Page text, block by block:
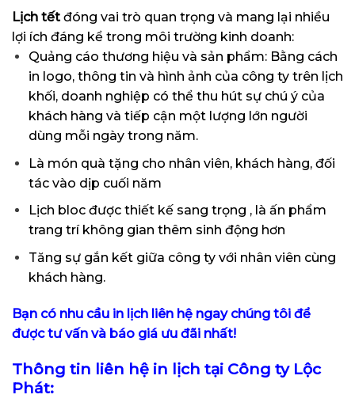
Lịch tết đóng vai trò quan trọng và mang lại nhiều
lợi ích đáng kể trong môi trường kinh doanh:
Quảng cáo thương hiệu và sản phẩm: Bằng cách
in logo, thông tin và hình ảnh của công ty trên lịch
khối, doanh nghiệp có thể thu hút sự chú ý của
khách hàng và tiếp cận một lượng lớn người
dùng mỗi ngày trong năm.
Là món quà tặng cho nhân viên, khách hàng, đối
tác vào dịp cuối năm
Lịch bloc được thiết kế sang trọng , là ấn phẩm
trang trí không gian thêm sinh động hơn
Tăng sự gắn kết giữa công ty với nhân viên cùng
khách hàng.
Bạn có nhu cầu in lịch liên hệ ngay chúng tôi để
được tư vấn và báo giá ưu đãi nhất!
Thông tin liên hệ in lịch tại Công ty Lộc
Phát: